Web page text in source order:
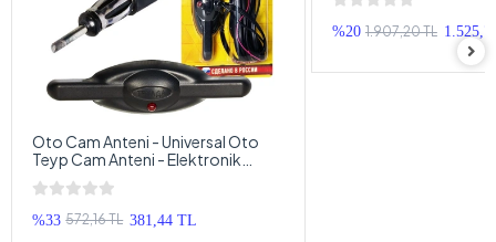
Oto Cam Anteni - Universal Oto
Teyp Cam Anteni - Elektronik
Anten Kablosu
%33 572,16 TL 381,44 TL
%20 1.907,20 TL